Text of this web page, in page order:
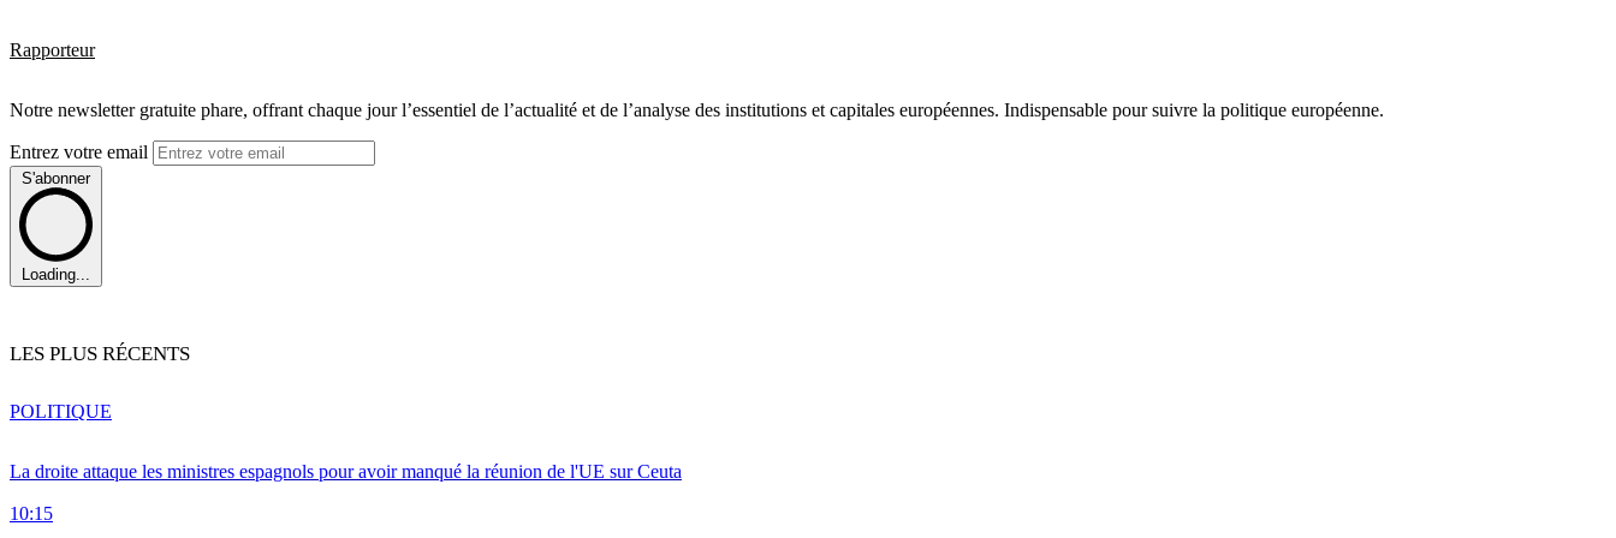
Rapporteur
Notre newsletter gratuite phare, offrant chaque jour l’essentiel de l’actualité et de l’analyse des institutions et capitales européennes. Indispensable pour suivre la politique européenne.
Entrez votre email
S'abonner
Loading...
LES PLUS RÉCENTS
La droite attaque les ministres espagnols pour avoir manqué la réunion de l'UE sur Ceuta
10:15
POLITIQUE